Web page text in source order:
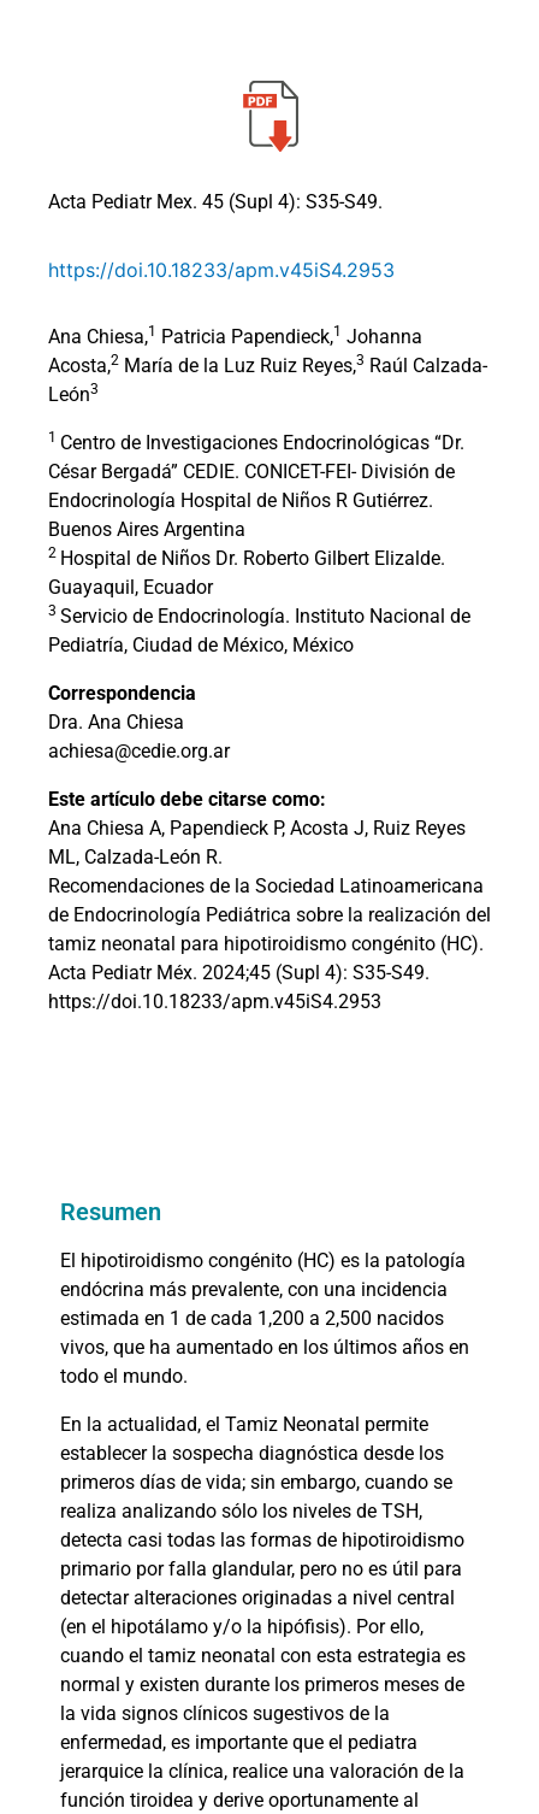
Acta Pediatr Mex. 45 (Supl 4): S35-S49.
https://doi.10.18233/apm.v45iS4.2953
Ana Chiesa,1 Patricia Papendieck,1 Johanna
Acosta,2 María de la Luz Ruiz Reyes,3 Raúl Calzada-
León3
1 Centro de Investigaciones Endocrinológicas “Dr.
César Bergadá” CEDIE. CONICET-FEI- División de
Endocrinología Hospital de Niños R Gutiérrez.
Buenos Aires Argentina
2 Hospital de Niños Dr. Roberto Gilbert Elizalde.
Guayaquil, Ecuador
3 Servicio de Endocrinología. Instituto Nacional de
Pediatría, Ciudad de México, México
Correspondencia
Dra. Ana Chiesa
achiesa@cedie.org.ar
Este artículo debe citarse como:
Ana Chiesa A, Papendieck P, Acosta J, Ruiz Reyes
ML, Calzada-León R.
Recomendaciones de la Sociedad Latinoamericana
de Endocrinología Pediátrica sobre la realización del
tamiz neonatal para hipotiroidismo congénito (HC).
Acta Pediatr Méx. 2024;45 (Supl 4): S35-S49.
https://doi.10.18233/apm.v45iS4.2953
Resumen
El hipotiroidismo congénito (HC) es la patología
endócrina más prevalente, con una incidencia
estimada en 1 de cada 1,200 a 2,500 nacidos
vivos, que ha aumentado en los últimos años en
todo el mundo.
En la actualidad, el Tamiz Neonatal permite
establecer la sospecha diagnóstica desde los
primeros días de vida; sin embargo, cuando se
realiza analizando sólo los niveles de TSH,
detecta casi todas las formas de hipotiroidismo
primario por falla glandular, pero no es útil para
detectar alteraciones originadas a nivel central
(en el hipotálamo y/o la hipófisis). Por ello,
cuando el tamiz neonatal con esta estrategia es
normal y existen durante los primeros meses de
la vida signos clínicos sugestivos de la
enfermedad, es importante que el pediatra
jerarquice la clínica, realice una valoración de la
función tiroidea y derive oportunamente al